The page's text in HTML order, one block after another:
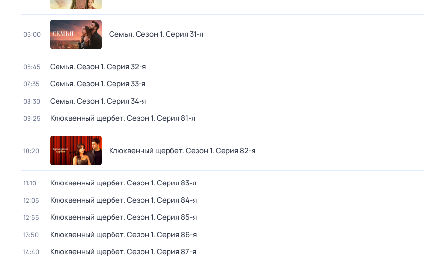
06:00 Семья. Сезон 1. Серия 31-я
06:45 Семья. Сезон 1. Серия 32-я
07:35 Семья. Сезон 1. Серия 33-я
08:30 Семья. Сезон 1. Серия 34-я
09:25 Клюквенный щербет. Сезон 1. Серия 81-я
10:20 Клюквенный щербет. Сезон 1. Серия 82-я
11:10 Клюквенный щербет. Сезон 1. Серия 83-я
12:05 Клюквенный щербет. Сезон 1. Серия 84-я
12:55 Клюквенный щербет. Сезон 1. Серия 85-я
13:50 Клюквенный щербет. Сезон 1. Серия 86-я
14:40 Клюквенный щербет. Сезон 1. Серия 87-я